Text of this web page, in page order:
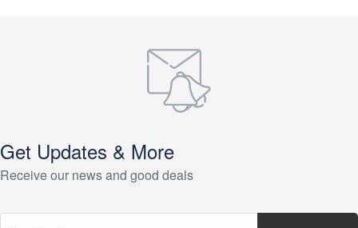
Get Updates & More
Receive our news and good deals